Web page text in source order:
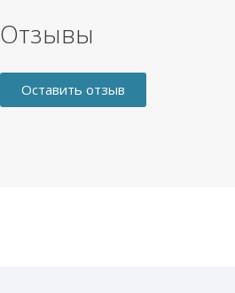
Отзывы
Оставить отзыв